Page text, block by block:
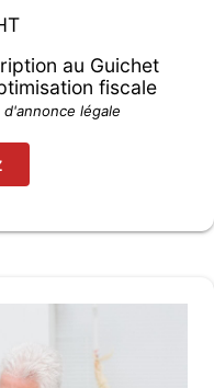
au Guichet
fiscale
légale